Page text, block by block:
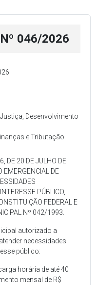
046/2026
Desenvolvimento
e Tributação
DE 20 DE JULHO DE
EMERGENCIAL DE
PÚBLICO,
FEDERAL E
Nº 042/1993.
autorizado a
necessidades
público:
horária de até 40
mensal de R$